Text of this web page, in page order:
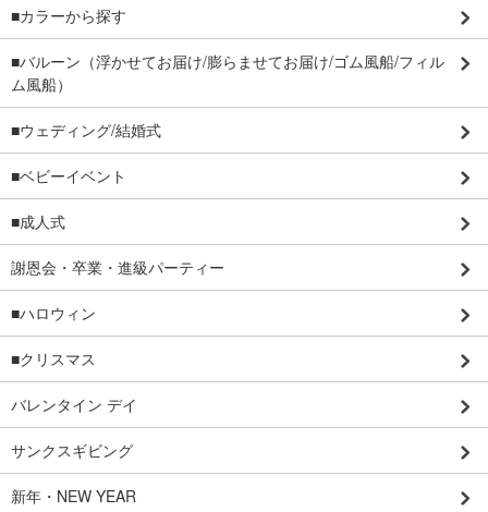
■カラーから探す
■バルーン（浮かせてお届け/膨らませてお届け/ゴム風船/フィル
ム風船）
■ウェディング/結婚式
■ベビーイベント
■成人式
謝恩会・卒業・進級パーティー
■ハロウィン
■クリスマス
バレンタイン デイ
サンクスギビング
新年・NEW YEAR